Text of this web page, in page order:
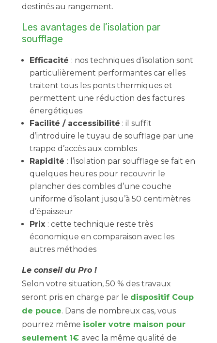
destinés au rangement.
Les avantages de l’isolation par
soufflage
Efficacité : nos techniques d’isolation sont
particulièrement performantes car elles
traitent tous les ponts thermiques et
permettent une réduction des factures
énergétiques
Facilité / accessibilité : il suffit
d’introduire le tuyau de soufflage par une
trappe d’accès aux combles
Rapidité : l’isolation par soufflage se fait en
quelques heures pour recouvrir le
plancher des combles d’une couche
uniforme d’isolant jusqu’à 50 centimètres
d’épaisseur
Prix : cette technique reste très
économique en comparaison avec les
autres méthodes
Le conseil du Pro !
Selon votre situation, 50 % des travaux
seront pris en charge par le dispositif Coup
de pouce. Dans de nombreux cas, vous
pourrez même isoler votre maison pour
seulement 1€ avec la même qualité de